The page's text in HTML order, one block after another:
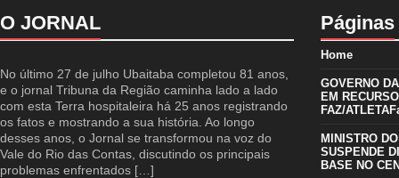
O JORNAL
No último 27 de julho Ubaitaba completou 81 anos,
e o jornal Tribuna da Região caminha lado a lado
com esta Terra hospitaleira há 25 anos registrando
os fatos e mostrando a sua história. Ao longo
desses anos, o Jornal se transformou na voz do
Vale do Rio das Contas, discutindo os principais
problemas enfrentados […]
Páginas
Home
GOVERNO
EM
FAZ/
MINISTRO
SUSPENDE
BASE NO